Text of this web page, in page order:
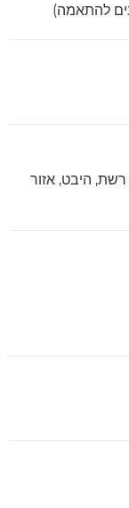
רשת, היבט, אזור